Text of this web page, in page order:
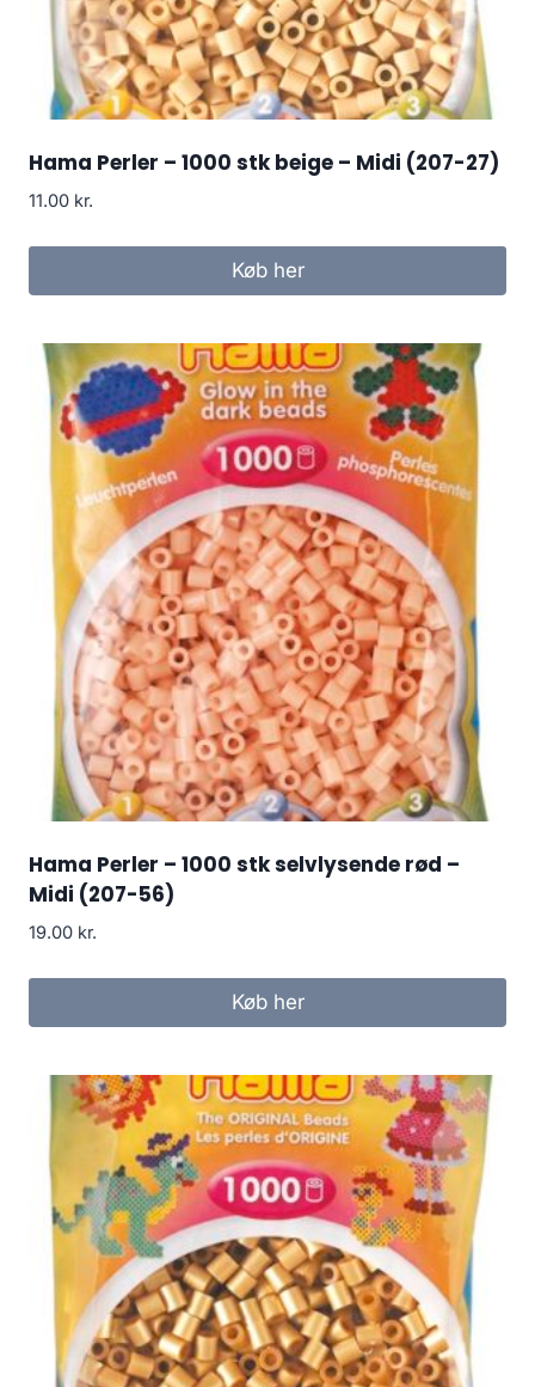
Hama Perler – 1000 stk beige – Midi (207-27)
11.00 kr.
Køb her
Hama Perler – 1000 stk selvlysende rød –
Midi (207-56)
19.00 kr.
Køb her